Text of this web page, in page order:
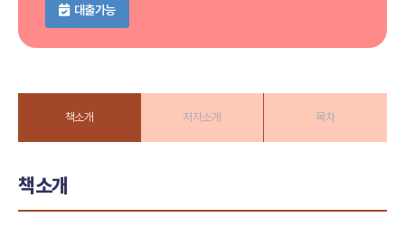
대출가능
책소개 저자소개 목차
책소개